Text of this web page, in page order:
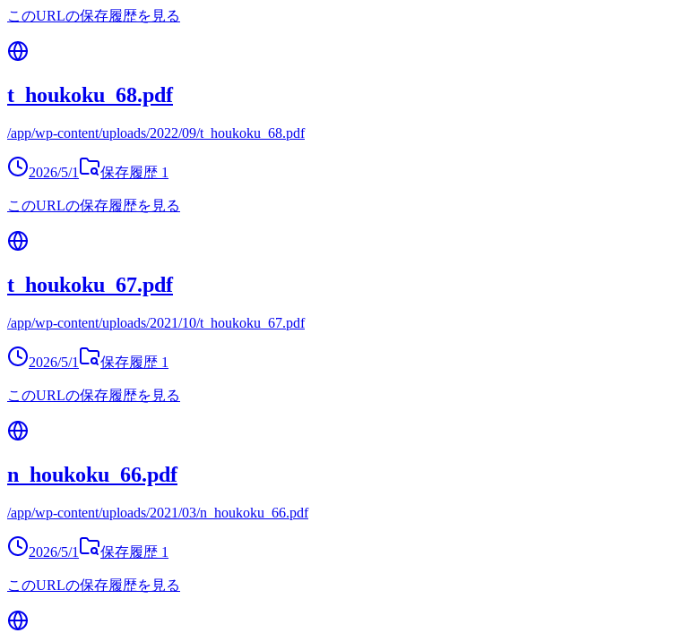
このURLの保存履歴を見る
t_houkoku_68.pdf
/app/wp-content/uploads/2022/09/t_houkoku_68.pdf
2026/5/1 保存履歴 1
このURLの保存履歴を見る
t_houkoku_67.pdf
/app/wp-content/uploads/2021/10/t_houkoku_67.pdf
2026/5/1 保存履歴 1
このURLの保存履歴を見る
n_houkoku_66.pdf
/app/wp-content/uploads/2021/03/n_houkoku_66.pdf
2026/5/1 保存履歴 1
このURLの保存履歴を見る